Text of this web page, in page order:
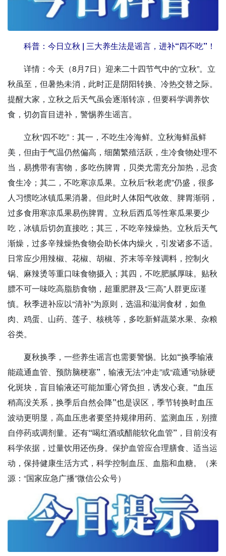
科普：今日立秋 | 三大养生法是谣言，进补“四不吃”！
详情： 今天（8月7日）迎来二十四节气中的“立秋”。立
秋虽至，但暑热未消，此时正是阴阳转换、冷热交替之际。
提醒大家，立秋之后天气虽会逐渐转凉，但要科学调养饮
食，切勿盲目进补，警惕养生谣言。
立秋“四不吃”： 其一，不吃生冷海鲜。 立秋海鲜虽鲜
美，但由于气温仍然偏高，细菌繁殖活跃，生冷食物处理不
当，易携带有害物，多吃伤脾胃，贝类尤需充分加热，忌贪
食生冷； 其二，不吃寒凉瓜果。 立秋后“秋老虎”仍盛，很多
人习惯吃冰镇瓜果消暑。但此时人体阳气收敛、脾胃渐弱，
过多食用寒凉瓜果易伤脾胃。立秋后西瓜等性寒瓜果要少
吃，冰镇后切勿直接吃； 其三，不吃辛辣燥热。 立秋后天气
渐燥，过多辛辣燥热食物会助长体内燥火，引发诸多不适。
日常应少用辣椒、花椒、胡椒、芥末等辛辣调料，控制火
锅、麻辣烫等重口味食物摄入； 其四，不吃肥腻厚味。 贴秋
膘不可一味吃高脂肪食物，超重肥胖及“三高”人群更应谨
慎。秋季进补应以“清补”为原则，选温和滋润食材，如鱼
肉、鸡蛋、山药、莲子、核桃等，多吃新鲜蔬菜水果、杂粮
谷类。
夏秋换季，一些养生谣言也需要警惕。比如“换季输液
能疏通血管、预防脑梗塞” ，输液无法“冲走”或“疏通”动脉硬
化斑块，盲目输液还可能加重心肾负担，诱发心衰。 “血压
稍高没关系，换季后自然会降”也是误区， 季节转换时血压
波动更明显，高血压患者要坚持规律用药、监测血压，别擅
自停药或调剂量。还有“喝红酒或醋能软化血管”，目前没有
科学依据， 过量饮用还伤身。保护血管应合理膳食、适当运
动，保持健康生活方式，科学控制血压、血脂和血糖。（来
源：“国家应急广播”微信公众号）